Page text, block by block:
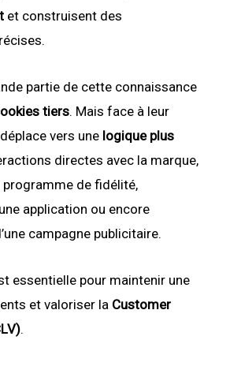
et construisent des
partie de cette connaissance
tiers. Mais face à leur
vers unelogique plus
directes avec la marque,
de fidélité,
application ou encore
campagne publicitaire.
essentielle pour maintenir une
et valoriser la Customer
.